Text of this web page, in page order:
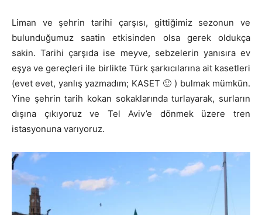
Liman ve şehrin tarihi çarşısı, gittiğimiz sezonun ve
bulunduğumuz saatin etkisinden olsa gerek oldukça
sakin. Tarihi çarşıda ise meyve, sebzelerin yanısıra ev
eşya ve gereçleri ile birlikte Türk şarkıcılarına ait kasetleri
(evet evet, yanlış yazmadım; KASET 🙂 ) bulmak mümkün.
Yine şehrin tarih kokan sokaklarında turlayarak, surların
dışına çıkıyoruz ve Tel Aviv’e dönmek üzere tren
istasyonuna varıyoruz.